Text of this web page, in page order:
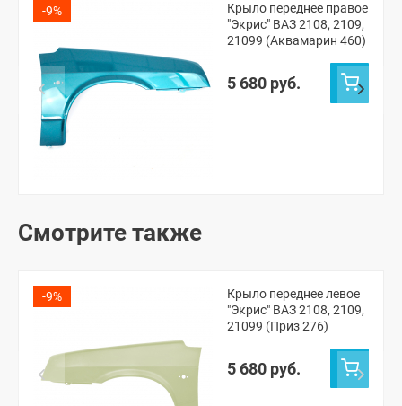
-9%
Крыло переднее правое
"Экрис" ВАЗ 2108, 2109,
21099 (Аквамарин 460)
5 680 руб.
Смотрите также
-9%
Крыло переднее левое
"Экрис" ВАЗ 2108, 2109,
21099 (Приз 276)
5 680 руб.